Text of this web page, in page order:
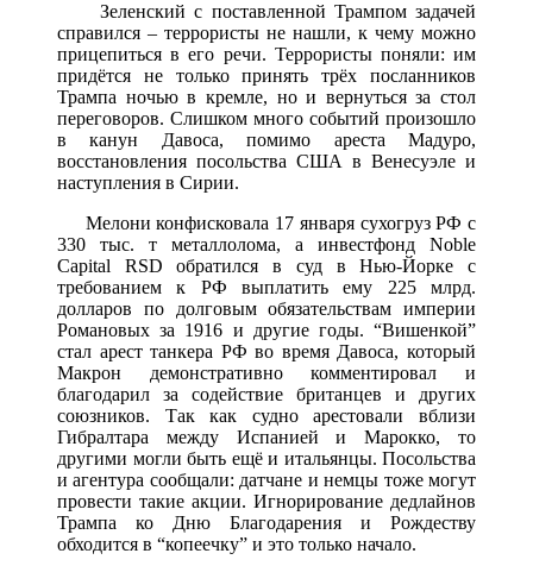
Зеленский с поставленной Трампом задачей
справился – террористы не нашли, к чему можно
прицепиться в его речи. Террористы поняли: им
придётся не только принять трёх посланников
Трампа ночью в кремле, но и вернуться за стол
переговоров. Слишком много событий произошло
в канун Давоса, помимо ареста Мадуро,
восстановления посольства США в Венесуэле и
наступления в Сирии.
Мелони конфисковала 17 января сухогруз РФ с
330 тыс. т металлолома, а инвестфонд Noble
Capital RSD обратился в суд в Нью-Йорке с
требованием к РФ выплатить ему 225 млрд.
долларов по долговым обязательствам империи
Романовых за 1916 и другие годы. “Вишенкой”
стал арест танкера РФ во время Давоса, который
Макрон демонстративно комментировал и
благодарил за содействие британцев и других
союзников. Так как судно арестовали вблизи
Гибралтара между Испанией и Марокко, то
другими могли быть ещё и итальянцы. Посольства
и агентура сообщали: датчане и немцы тоже могут
провести такие акции. Игнорирование дедлайнов
Трампа ко Дню Благодарения и Рождеству
обходится в “копеечку” и это только начало.